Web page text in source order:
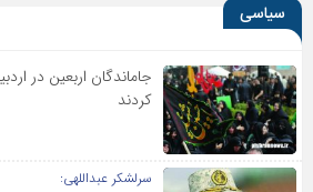
سیاسی
جاماندگان اربعین در
کردند
سرلشکر عبداللهی: